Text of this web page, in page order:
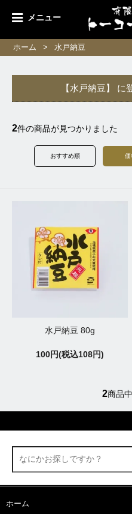
メニュー
ホーム > 水戸納豆
【水戸納豆】 に
2件の商品が見つかりました
おすすめ順 価
水戸納豆 80g
100円(税込108円)
2商品中
ホーム